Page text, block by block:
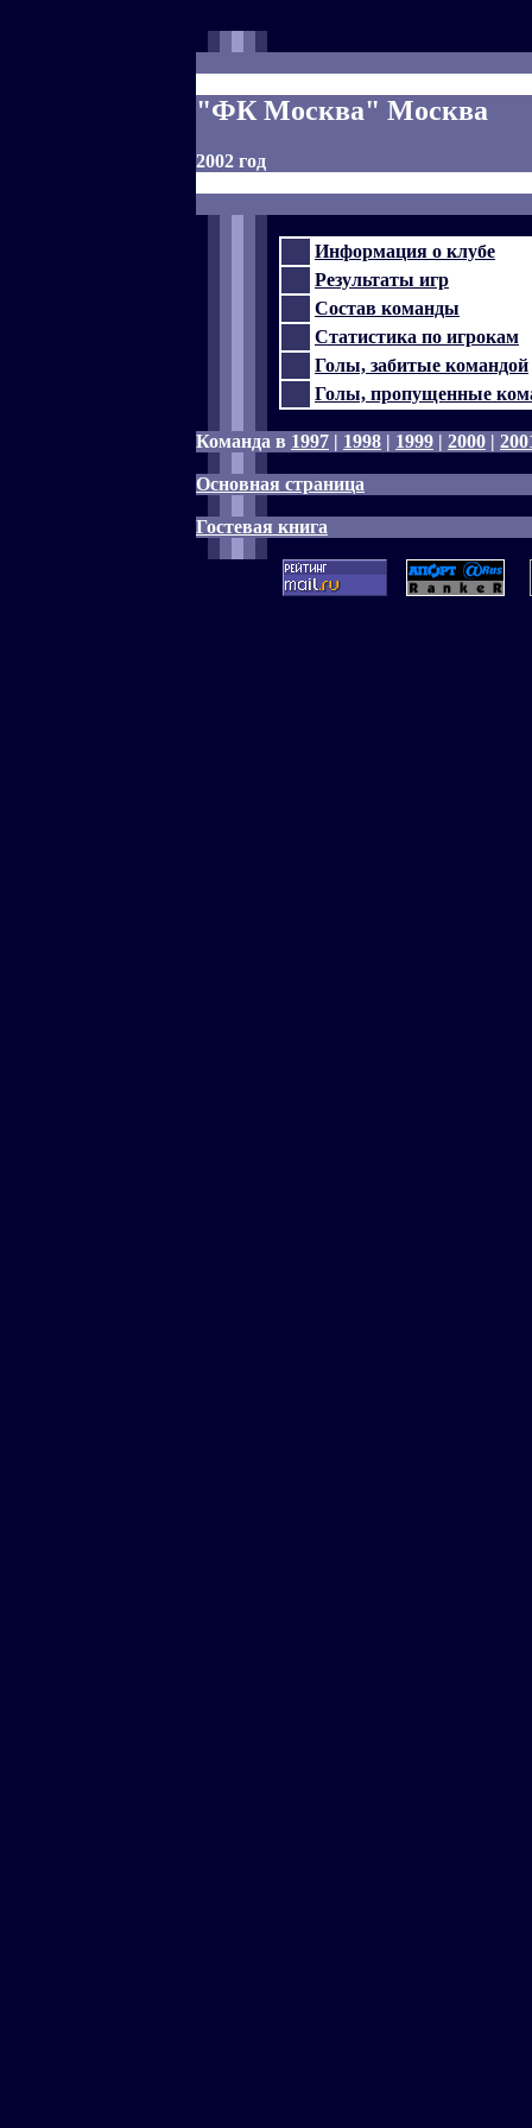
"ФК Москва" Москва
2002 год
Информация о клубе
Результаты игр
Состав команды
Статистика по игрокам
Голы, забитые командой
Голы, пропущенные
Команда в 1997 | 1998 | 1999 | 2000 |
Основная страница
Гостевая книга